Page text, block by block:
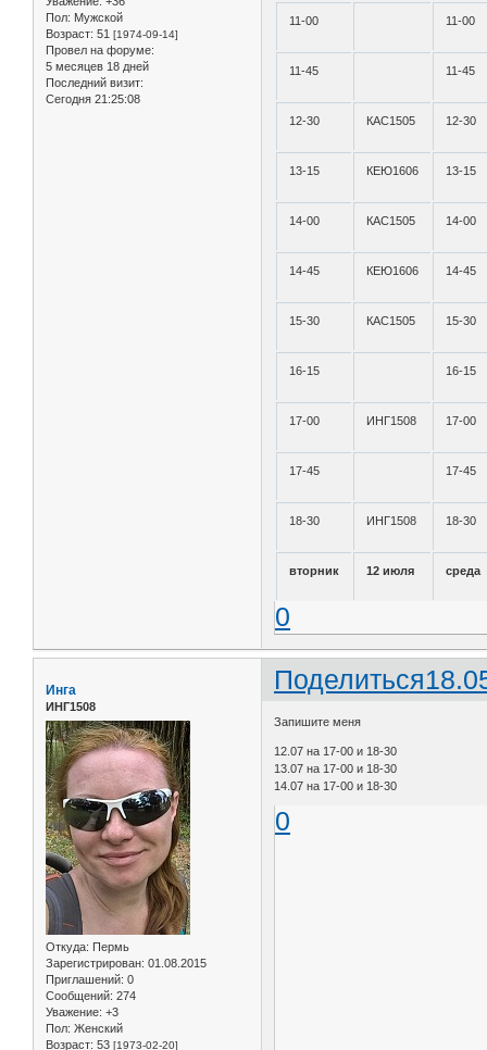
Пол: Мужской
Возраст: 51 [1974-09-14]
Провел на форуме:
5 месяцев 18 дней
Последний визит:
Сегодня 21:25:08
11-00 11-00
11-45 11-45
12-30 КАС1505 12-30
13-15 КЕЮ1606 13-15
14-00 КАС1505 14-00
14-45 КЕЮ1606 14-45
15-30 КАС1505 15-30
16-15 16-15
17-00 ИНГ1508 17-00
17-45 17-45
18-30 ИНГ1508 18-30
вторник 12 июля среда
0
Поделиться
Инга
ИНГ1508
Откуда: Пермь
Зарегистрирован: 01.08.2015
Приглашений: 0
Сообщений: 274
Уважение: +3
Пол: Женский
Возраст: 53 [1973-02-20]
Запишите меня
12.07 на 17-00 и 18-30
13.07 на 17-00 и 18-30
14.07 на 17-00 и 18-30
0